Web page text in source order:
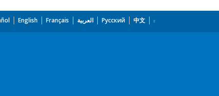
English Français العربية Русский 中文